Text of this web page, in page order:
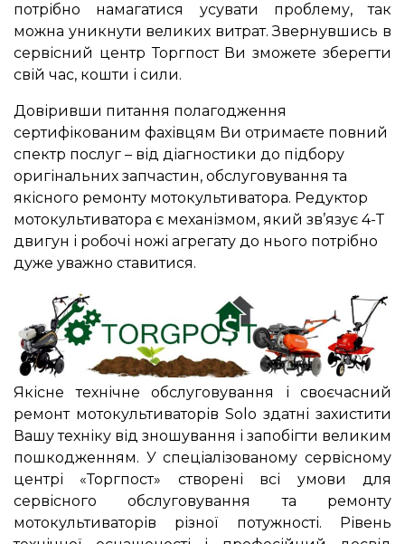
потрібно намагатися усувати проблему, так
можна уникнути великих витрат. Звернувшись в
сервісний центр Торгпост Ви зможете зберегти
свій час, кошти і сили.
Довіривши питання полагодження
сертифікованим фахівцям Ви отримаєте повний
спектр послуг – від діагностики до підбору
оригінальних запчастин, обслуговування та
якісного ремонту мотокультиватора. Редуктор
мотокультиватора є механізмом, який зв’язує 4-Т
двигун і робочі ножі агрегату до нього потрібно
дуже уважно ставитися.
Якісне технічне обслуговування і своєчасний
ремонт мотокультиваторів Solo здатні захистити
Вашу техніку від зношування і запобігти великим
пошкодженням. У спеціалізованому сервісному
центрі «Торгпост» створені всі умови для
сервісного обслуговування та ремонту
мотокультиваторів різної потужності. Рівень